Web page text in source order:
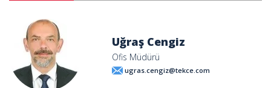
Uğraş Cengiz
Ofis Müdürü
ugras.cengiz@tekce.com